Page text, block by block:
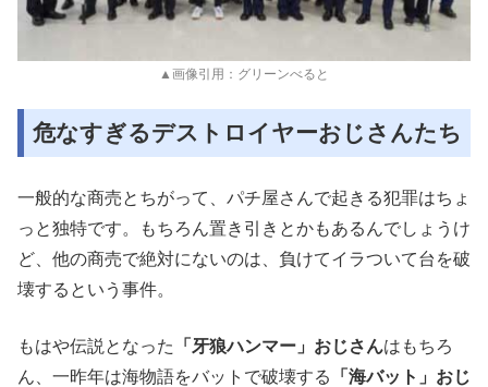
▲画像引用：グリーンべると
危なすぎるデストロイヤーおじさんたち
一般的な商売とちがって、パチ屋さんで起きる犯罪はちょ
っと独特です。もちろん置き引きとかもあるんでしょうけ
ど、他の商売で絶対にないのは、負けてイラついて台を破
壊するという事件。
もはや伝説となった 「牙狼ハンマー」おじさんはもちろ
ん、一昨年は海物語をバットで破壊する
「海バット」おじ